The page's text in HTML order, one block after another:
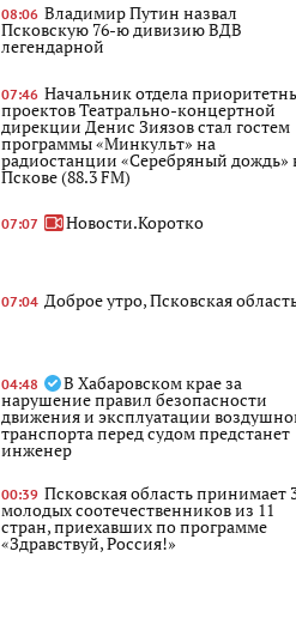
08:06 Владимир Путин назвал
Псковскую 76-ю дивизию ВДВ
легендарной
07:46 Начальник отдела
проектов Театрально-концертной
дирекции Денис Зиязов стал гостем
программы «Минкульт» на
радиостанции «Серебряный дождь»
Пскове (88.3 FM)
07:07 Новости.Коротко
07:04 Доброе утро, Псковская
04:48 В Хабаровском крае за
нарушение правил безопасности
движения и эксплуатации
транспорта перед судом предстанет
инженер
00:39 Псковская область принимает
молодых соотечественников из 11
стран, приехавших по программе
«Здравствуй, Россия!»